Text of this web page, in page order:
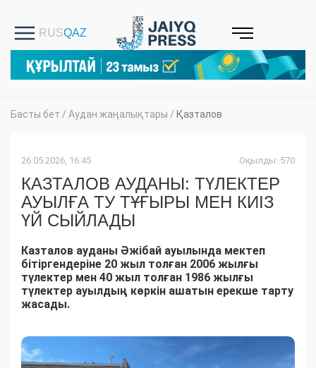
Басты бет / Аудан жаңалықтары / Қазталов
26.05.2026, 16:45 Оқылды: 570
КАЗТАЛОВ АУДАНЫ: ТҮЛЕКТЕР
АУЫЛҒА ТУ ТҰҒЫРЫ МЕН КИІЗ
ҮЙ СЫЙЛАДЫ
Казталов ауданы Әжібай ауылында мектеп
бітіргендеріне 20 жыл толған 2006 жылғы
түлектер мен 40 жыл толған 1986 жылғы
түлектер ауылдың көркін ашатын ерекше тарту
жасады.